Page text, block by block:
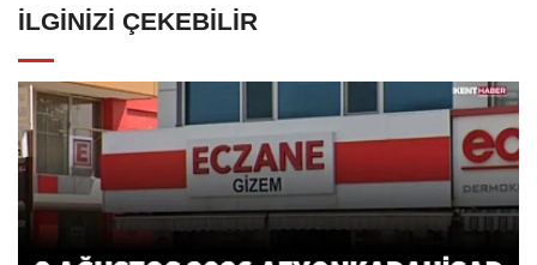
İLGINIZI ÇEKEBILIR